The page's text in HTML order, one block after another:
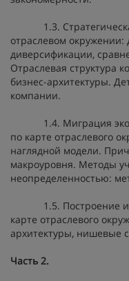
1.3.
отраслевом
диверсификации,
Отраслевая структура
бизнес-архитектуры.
компании.
1.4. Миграция
по карте отраслевого
наглядной модели.
макроуровня. Методы
неопределенностью:
1.5. Построение
карте отраслевого
архитектуры, нишевые
Часть 2.